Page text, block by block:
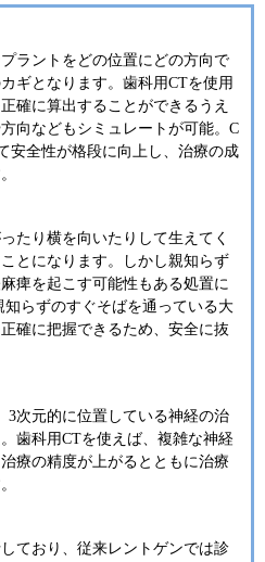
ラントをどの位置にどの方向で
ギとなります。歯科用CTを使用
確に算出することができるうえ
向などもシミュレートが可能。C
安全性が格段に向上し、治療の成
たり横を向いたりして生えてく
とになります。しかし親知らず
痺を起こす可能性もある処置に
らずのすぐそばを通っている大
確に把握できるため、安全に抜
3次元的に位置している神経の治
歯科用CTを使えば、複雑な神経
療の精度が上がるとともに治療
ており、従来レントゲンでは診